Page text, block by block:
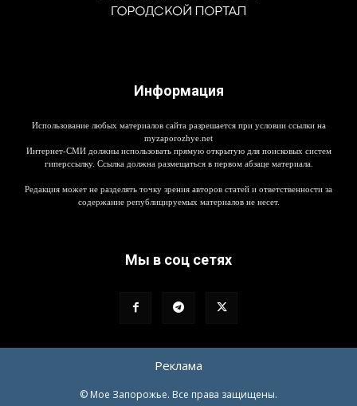
Информация
Использование любых материалов сайта разрешается при условии ссылки на
myzaporozhye.net
Интернет-СМИ должны использовать прямую открытую для поисковых систем
гиперссылку. Ссылка должна размещаться в первом абзаце материала.
Редакция может не разделять точку зрения авторов статей и ответственности за
содержание републицируемых материалов не несет.
Мы в соц сетях
Реклама
© Мое Запорожье. Все права защищены.